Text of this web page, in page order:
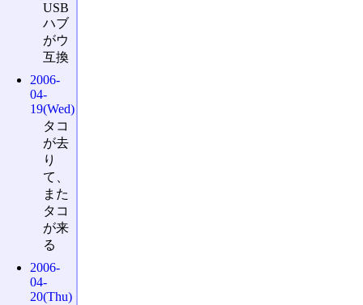
USB
ハブ
がウ
互換
2006-
04-
19(Wed)
タコ
が去
り
て、
また
タコ
が来
る
2006-
04-
20(Thu)